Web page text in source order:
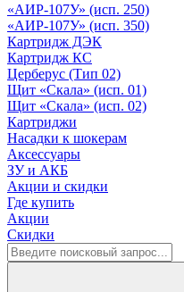
«АИР-107У» (исп. 250)
«АИР-107У» (исп. 350)
Картридж ДЭК
Картридж КС
Церберус (Тип 02)
Щит «Скала» (исп. 01)
Щит «Скала» (исп. 02)
Картриджи
Насадки к шокерам
Аксессуары
ЗУ и АКБ
Акции и скидки
Где купить
Акции
Скидки